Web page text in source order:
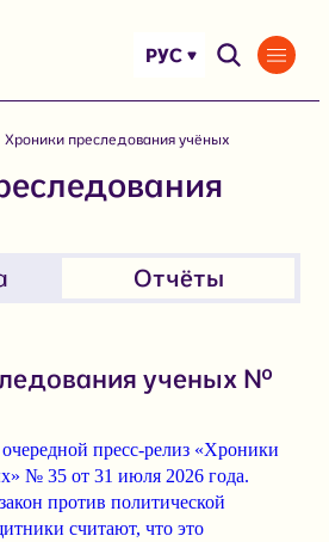
РУС
Хроники преследования учёных
Отчёты
ученых №
пресс-релиз «Хроники
№ 35 от 31 июля 2026 года.
против политической
считают, что это